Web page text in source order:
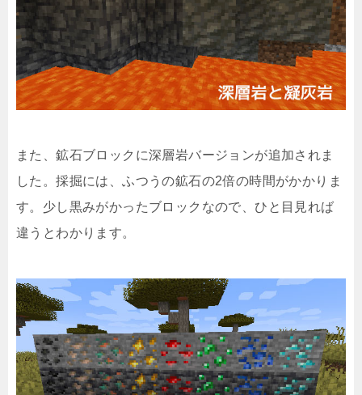
また、鉱石ブロックに深層岩バージョンが追加されま
した。採掘には、ふつうの鉱石の2倍の時間がかかりま
す。少し黒みがかったブロックなので、ひと目見れば
違うとわかります。